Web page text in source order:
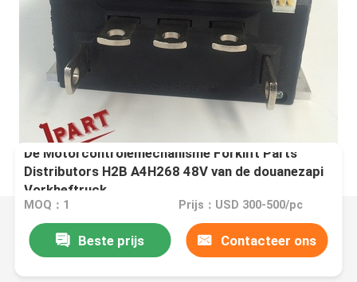
De Motorcontrolemechanisme Forklift Parts
Distributors H2B A4H268 48V van de douanezapi
Vorkheftruck
MOQ：1 Prijs：USD 300-500/pc
Beste prijs Contacteer ons